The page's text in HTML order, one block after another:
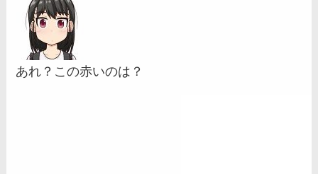
あれ？この赤いのは？